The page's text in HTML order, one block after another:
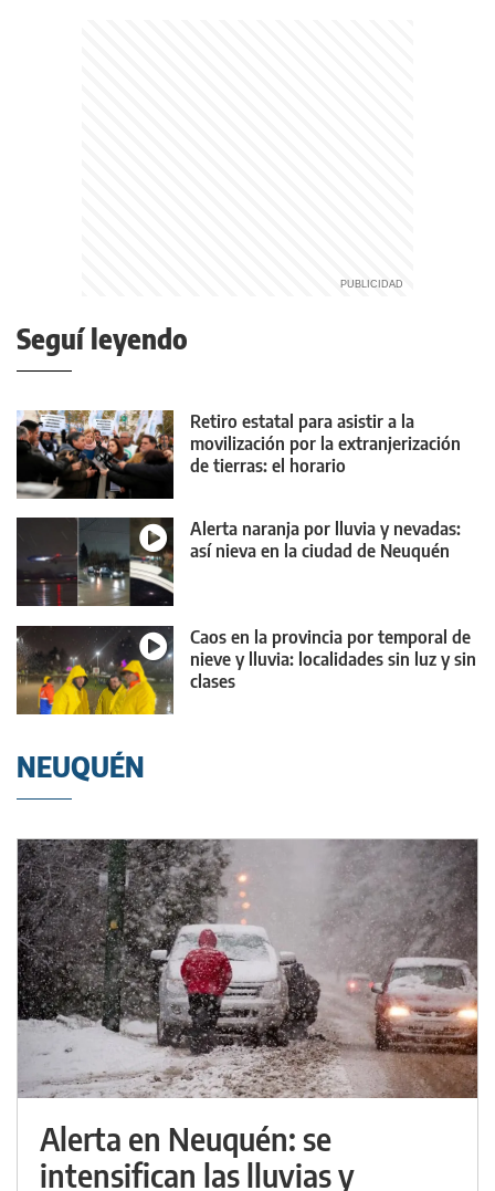
Seguí leyendo
Retiro estatal para asistir a la
movilización por la extranjerización
de tierras: el horario
Alerta naranja por lluvia y nevadas:
así nieva en la ciudad de Neuquén
Caos en la provincia por temporal de
nieve y lluvia: localidades sin luz y sin
clases
NEUQUÉN
Alerta en Neuquén: se
intensifican las lluvias y